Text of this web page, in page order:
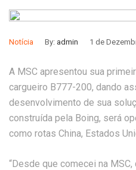
Notícia By: admin 1 de
A MSC apresentou sua
cargueiro B777-200, dando
desenvolvimento de sua
construída pela Boing, será
como rotas China, Estados
“Desde que comecei na